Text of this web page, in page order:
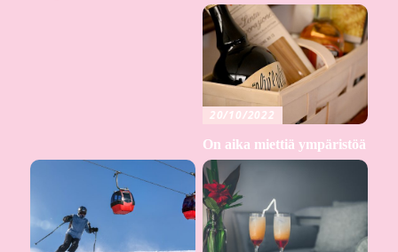
20/10/2022
On aika miettiä ympäristöä